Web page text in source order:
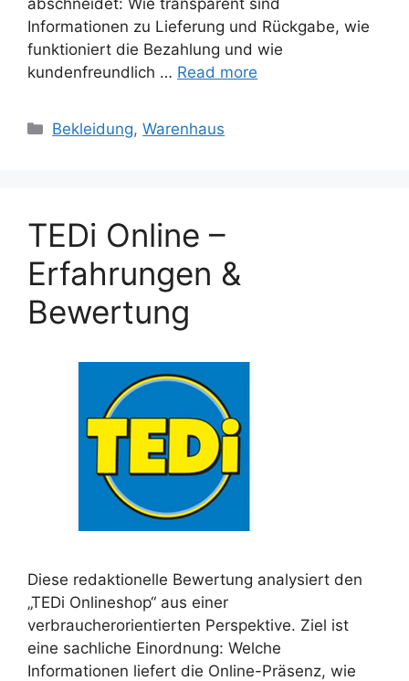
abschneidet: Wie transparent sind
Informationen zu Lieferung und Rückgabe, wie
funktioniert die Bezahlung und wie
kundenfreundlich … Read more
Categories
Bekleidung,Warenhaus
TEDi Online –
Erfahrungen &
Bewertung
Diese redaktionelle Bewertung analysiert den
„TEDi Onlineshop“ aus einer
verbraucherorientierten Perspektive. Ziel ist
eine sachliche Einordnung: Welche
Informationen liefert die Online-Präsenz, wie